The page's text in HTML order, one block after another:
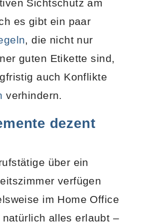
Sichtschutz am
es gibt ein paar
, die nicht nur
guten Etikette sind,
auch Konflikte
verhindern.
dezent
über ein
verfügen
im Home Office
alles erlaubt –